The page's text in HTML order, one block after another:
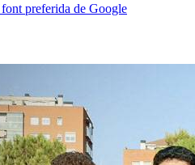
preferida de Google